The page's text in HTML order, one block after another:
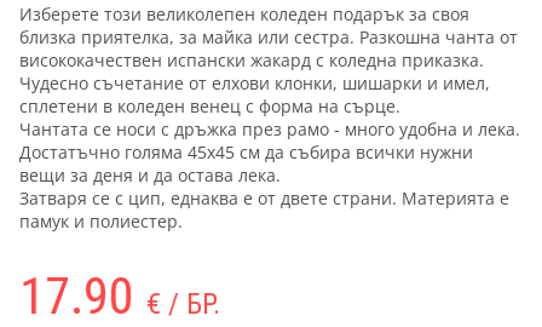
Изберете този великолепен коледен подарък за своя
близка приятелка, за майка или сестра. Разкошна чанта от
висококачествен испански жакард с коледна приказка.
Чудесно съчетание от елхови клонки, шишарки и имел,
сплетени в коледен венец с форма на сърце.
Чантата се носи с дръжка през рамо - много удобна и лека.
Достатъчно голяма 45х45 см да събира всички нужни
вещи за деня и да остава лека.
Затваря се с цип, еднаква е от двете страни. Материята е
памук и полиестер.
17.90 € / БР.